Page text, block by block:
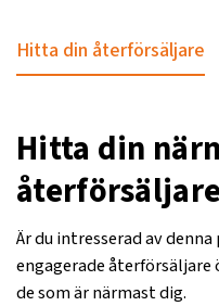
Hitta din återförsäljare
Hitta din
återförsäljare
Är du intresserad av
engagerade återförsäljare
de som är närmast dig.